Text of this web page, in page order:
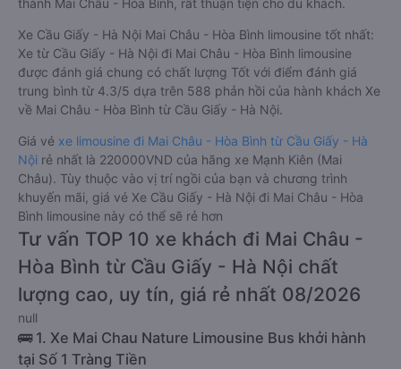
thành Mai Châu - Hòa Bình, rất thuận tiện cho du khách.
Xe Cầu Giấy - Hà Nội Mai Châu - Hòa Bình limousine tốt nhất:
Xe từ Cầu Giấy - Hà Nội đi Mai Châu - Hòa Bình limousine
được đánh giá chung có chất lượng Tốt với điểm đánh giá
trung bình từ 4.3/5 dựa trên 588 phản hồi của hành khách Xe
về Mai Châu - Hòa Bình từ Cầu Giấy - Hà Nội.
Giá vé xe limousine đi Mai Châu - Hòa Bình từ Cầu Giấy - Hà
Nội rẻ nhất là 220000VND của hãng xe Mạnh Kiên (Mai
Châu). Tùy thuộc vào vị trí ngồi của bạn và chương trình
khuyến mãi, giá vé Xe Cầu Giấy - Hà Nội đi Mai Châu - Hòa
Bình limousine này có thể sẽ rẻ hơn
Tư vấn TOP 10 xe khách đi Mai Châu -
Hòa Bình từ Cầu Giấy - Hà Nội chất
lượng cao, uy tín, giá rẻ nhất 08/2026
null
🚌 1. Xe Mai Chau Nature Limousine Bus khởi hành
tại Số 1 Tràng Tiền